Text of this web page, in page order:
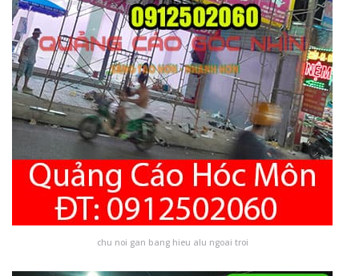
chu noi gan bang hieu alu ngoai troi